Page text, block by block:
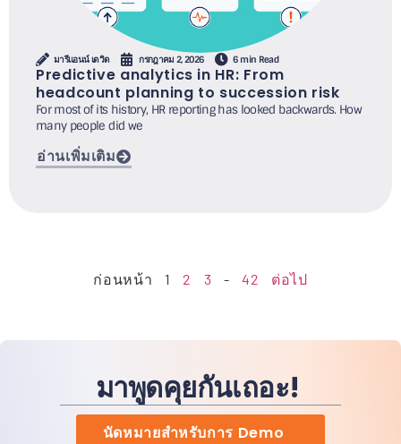
มารีแอนน์ เดวิด กรกฎาคม 2, 2026 6 min Read
Predictive analytics in HR: From
headcount planning to succession risk
For most of its history, HR reporting has looked backwards. How
many people did we
อ่านเพิ่มเติม
ก่อนหน้า 1 2 3 - 42 ต่อไป
มาพูดคุยกันเถอะ!
นัดหมายสำหรับการ Demo